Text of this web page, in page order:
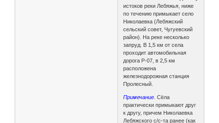
истоков реки Лебяжья, ниже
по течению примыкает село
Николаевка (Лебяжский
сельский совет, Чугуевский
район). На реке несколько
запруд. В 1,5 км от села
проходит автомобильная
дорога Р-07, в 2,5 км
расположена
железнодорожная станция
Пролесный.
Примечание . Сёла
практически примыкают друг
к другу, причем Николаевка
Лебяжского с/с-та ранее (как